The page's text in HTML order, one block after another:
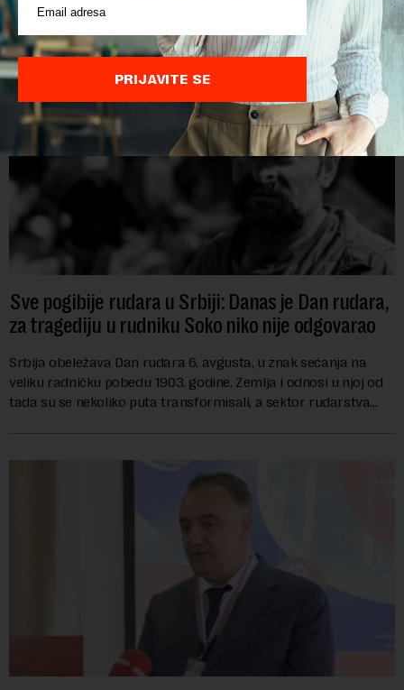
i kao državu sa najvećom jezičkom ra...
Sve pogibije rudara u Srbiji: Danas je Dan rudara,
za tragediju u rudniku Soko niko nije odgovarao
Srbija obeležava Dan rudara 6. avgusta, u znak sećanja na
veliku radničku pobedu 1903. godine. Zemlja i odnosi u njoj od
tada su se nekoliko puta transformisali, a sektor rudarstva
PRIJAVITE SE